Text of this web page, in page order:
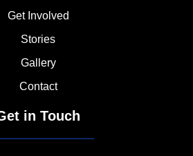
Get Involved
Stories
Gallery
Contact
in Touch